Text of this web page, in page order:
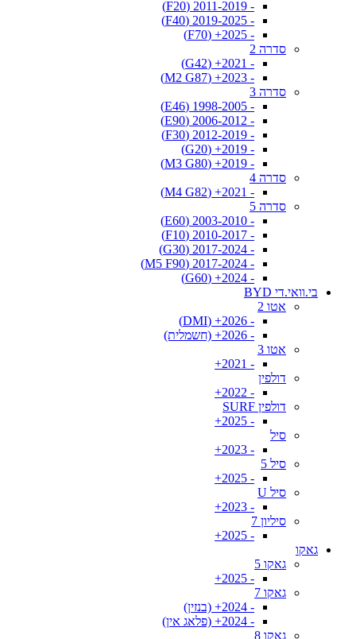
- 2011-2019 (F20)
- 2019-2025 (F40)
- 2025+ (F70)
סדרה 2
- 2021+ (G42)
- 2023+ (M2 G87)
סדרה 3
- 1998-2005 (E46)
- 2006-2012 (E90)
- 2012-2019 (F30)
- 2019+ (G20)
- 2019+ (M3 G80)
סדרה 4
- 2021+ (M4 G82)
סדרה 5
- 2003-2010 (E60)
- 2010-2017 (F10)
- 2017-2024 (G30)
- 2017-2024 (M5 F90)
- 2024+ (G60)
בי.וואי.די BYD
אטו 2
- 2026+ (DMI)
- 2026+ (חשמלית)
אטו 3
- 2021+
דולפין
- 2022+
דולפין SURF
- 2025+
סיל
- 2023+
סיל 5
- 2025+
סיל U
- 2023+
סיליון 7
- 2025+
גאקו
גאקו 5
- 2025+
גאקו 7
- 2024+ (בנזין)
- 2024+ (פלאג אין)
גאקו 8